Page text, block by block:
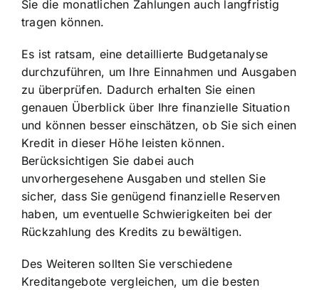
Sie die monatlichen Zahlungen auch langfristig
tragen können.
Es ist ratsam, eine detaillierte Budgetanalyse
durchzuführen, um Ihre Einnahmen und Ausgaben
zu überprüfen. Dadurch erhalten Sie einen
genauen Überblick über Ihre finanzielle Situation
und können besser einschätzen, ob Sie sich einen
Kredit in dieser Höhe leisten können.
Berücksichtigen Sie dabei auch
unvorhergesehene Ausgaben und stellen Sie
sicher, dass Sie genügend finanzielle Reserven
haben, um eventuelle Schwierigkeiten bei der
Rückzahlung des Kredits zu bewältigen.
Des Weiteren sollten Sie verschiedene
Kreditangebote vergleichen, um die besten